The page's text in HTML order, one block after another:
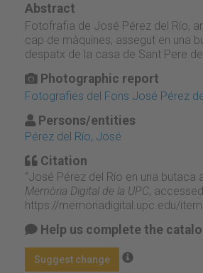
Abstract
Fotofrafia de José Pérez del Río,
cap de màquines, assegut en una
despatx de la casa de Sant Pere
Photographic report
Fotografies del Fons José Pérez
Persons/entities
Pérez del Río, José
Citation
“José Pérez del Río en una butaca
Memòria Digital de la UPC,
https://memoriadigital.upc.edu/
Help us complete the
Suggest change